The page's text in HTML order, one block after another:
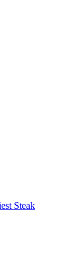
Steak